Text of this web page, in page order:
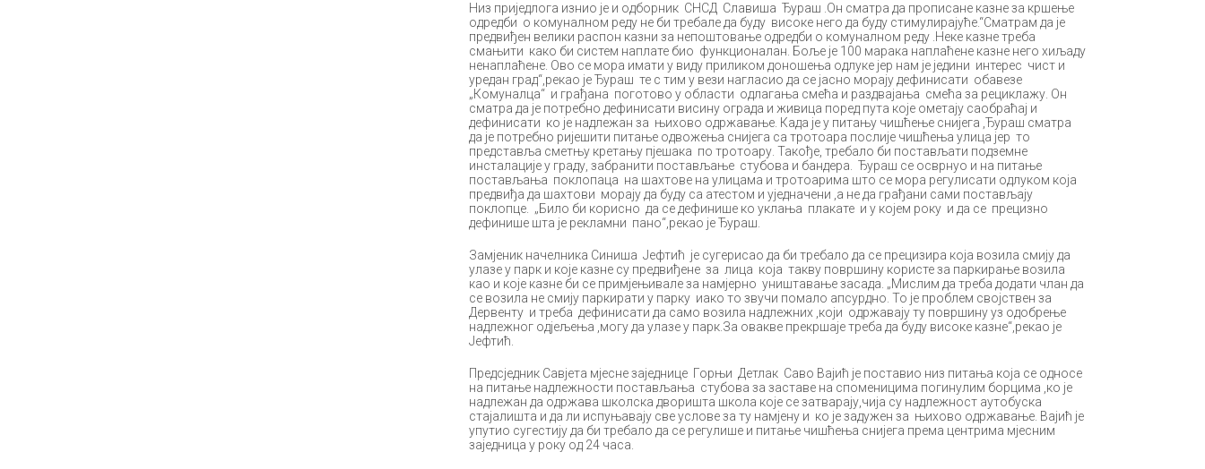
Низ приједлога изнио је и одборник СНСД Славиша Ђураш .Он сматра да прописане казне за кршење
одредби о комуналном реду не би требале да буду високе него да буду стимулирајуће.“Сматрам да је
предвиђен велики распон казни за непоштовање одредби о комуналном реду .Неке казне треба
смањити како би систем наплате био функционалан. Боље је 100 марака наплаћене казне него хиљаду
ненаплаћене. Ово се мора имати у виду приликом доношења одлуке јер нам је једини интерес чист и
уредан град“,рекао је Ђураш те с тим у вези нагласио да се јасно морају дефинисати обавезе
„Комуналца“ и грађана поготово у области одлагања смећа и раздвајања смећа за рециклажу. Он
сматра да је потребно дефинисати висину ограда и живица поред пута које ометају саобраћај и
дефинисати ко је надлежан за њихово одржавање. Када је у питању чишћење снијега ,Ђураш сматра
да је потребно ријешити питање одвожења снијега са тротоара послије чишћења улица јер то
представља сметњу кретању пјешака по тротоару. Такође, требало би постављати подземне
инсталације у граду, забранити постављање стубова и бандера. Ђураш се осврнуо и на питање
постављања поклопаца на шахтове на улицама и тротоарима што се мора регулисати одлуком која
предвиђа да шахтови морају да буду са атестом и уједначени ,а не да грађани сами постављају
поклопце. „Било би корисно да се дефинише ко уклања плакате и у којем року и да се прецизно
дефинише шта је рекламни пано“,рекао је Ђураш.
Замјеник начелника Синиша Јефтић је сугерисао да би требало да се прецизира која возила смију да
улазе у парк и које казне су предвиђене за лица која такву површину користе за паркирање возила
као и које казне би се примјењивале за намјерно уништавање засада. „Мислим да треба додати члан да
се возила не смију паркирати у парку иако то звучи помало апсурдно. То је проблем својствен за
Дервенту и треба дефинисати да само возила надлежних ,који одржавају ту површину уз одобрење
надлежног одјељења ,могу да улазе у парк.За овакве прекршаје треба да буду високе казне“,рекао је
Јефтић.
Предсједник Савјета мјесне заједнице Горњи Детлак Саво Вајић је поставио низ питања која се односе
на питање надлежности постављања стубова за заставе на споменицима погинулим борцима ,ко је
надлежан да одржава школска дворишта школа које се затварају,чија су надлежност аутобуска
стајалишта и да ли испуњавају све услове за ту намјену и ко је задужен за њихово одржавање. Вајић је
упутио сугестију да би требало да се регулише и питање чишћења снијега према центрима мјесним
заједница у року од 24 часа.